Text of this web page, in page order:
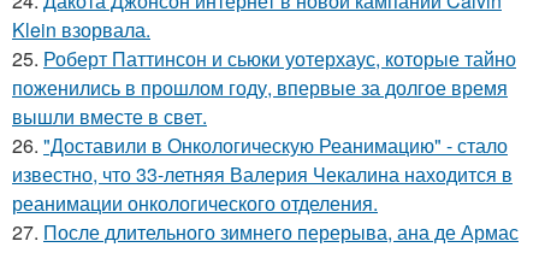
Klein взорвала.
25. Роберт Паттинсон и сьюки уотерхаус, которые тайно
поженились в прошлом году, впервые за долгое время
вышли вместе в свет.
26. "Доставили в Онкологическую Реанимацию" - стало
известно, что 33-летняя Валерия Чекалина находится в
реанимации онкологического отделения.
27. После длительного зимнего перерыва, ана де Армас